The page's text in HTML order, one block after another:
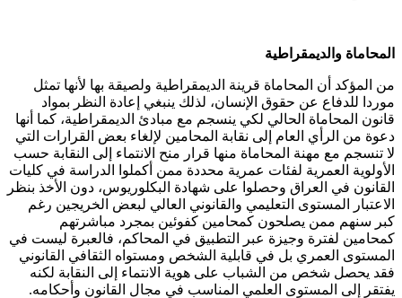
المحاماة والديمقراطية
من المؤكد أن المحاماة قرينة الديمقراطية ولصيقة بها لأنها تمثل
موردا للدفاع عن حقوق الإنسان، لذلك ينبغي إعادة النظر بمواد
قانون المحاماة الحالي لكي ينسجم مع مبادئ الديمقراطية، كما أنها
دعوة من الرأي العام إلى نقابة المحامين لإلغاء بعض القرارات التي
لا تنسجم مع مهنة المحاماة منها قرار منح الانتماء إلى النقابة حسب
الأولوية العمرية لفئات عمرية محددة ممن أكملوا الدراسة في كليات
القانون في العراق وحصلوا على شهادة البكلوريوس، دون الأخذ بنظر
الاعتبار المستوى التعليمي والقانوني العالي لبعض الخريجين رغم
كبر سنهم ممن يصلحون كمحامين كفوئين بمجرد مباشرتهم
كمحامين لفترة وجيزة عبر التطبيق في المحاكم، فالعبرة ليست في
المستوى العمري بل في قابلية الشخص ومستواه الثقافي القانوني
فقد يحصل شخص من الشباب على هوية الانتماء إلى النقابة لكنه
يفتقر إلى المستوى العلمي المناسب في مجال القانون وأحكامه.